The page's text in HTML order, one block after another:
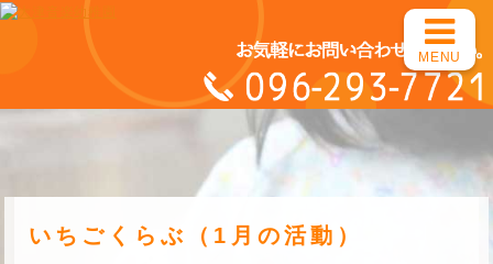
いちごくらぶ（1月の活動）
MENU